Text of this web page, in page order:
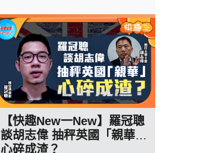
【快趣New一New】羅冠聰
談胡志偉 抽秤英國「親華」
心碎成渣？